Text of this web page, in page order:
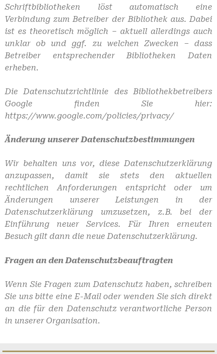
Schriftbibliotheken löst automatisch eine
Verbindung zum Betreiber der Bibliothek aus. Dabei
ist es theoretisch möglich – aktuell allerdings auch
unklar ob und ggf. zu welchen Zwecken – dass
Betreiber entsprechender Bibliotheken Daten
erheben.
Die Datenschutzrichtlinie des Bibliothekbetreibers
Google finden Sie hier:
https://www.google.com/policies/privacy/
Änderung unserer Datenschutzbestimmungen
Wir behalten uns vor, diese Datenschutzerklärung
anzupassen, damit sie stets den aktuellen
rechtlichen Anforderungen entspricht oder um
Änderungen unserer Leistungen in der
Datenschutzerklärung umzusetzen, z.B. bei der
Einführung neuer Services. Für Ihren erneuten
Besuch gilt dann die neue Datenschutzerklärung.
Fragen an den Datenschutzbeauftragten
Wenn Sie Fragen zum Datenschutz haben, schreiben
Sie uns bitte eine E-Mail oder wenden Sie sich direkt
an die für den Datenschutz verantwortliche Person
in unserer Organisation.